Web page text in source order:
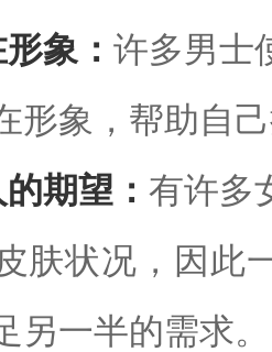
象： 许多男士
形象，帮助自
期望： 有许多
肤状况，因此
另一半的需求。